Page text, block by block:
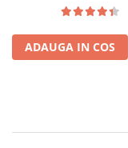
aerisire perimetral,
ADAUGA IN COS